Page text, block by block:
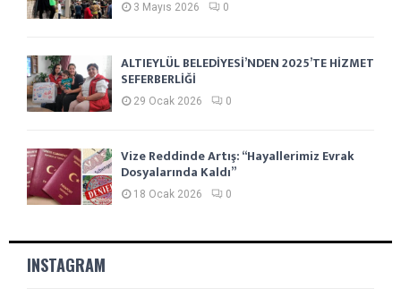
3 Mayıs 2026 0
ALTIEYLÜL BELEDİYESİ’NDEN 2025’TE HİZMET
SEFERBERLİĞİ
29 Ocak 2026 0
Vize Reddinde Artış: “Hayallerimiz Evrak
Dosyalarında Kaldı”
18 Ocak 2026 0
INSTAGRAM